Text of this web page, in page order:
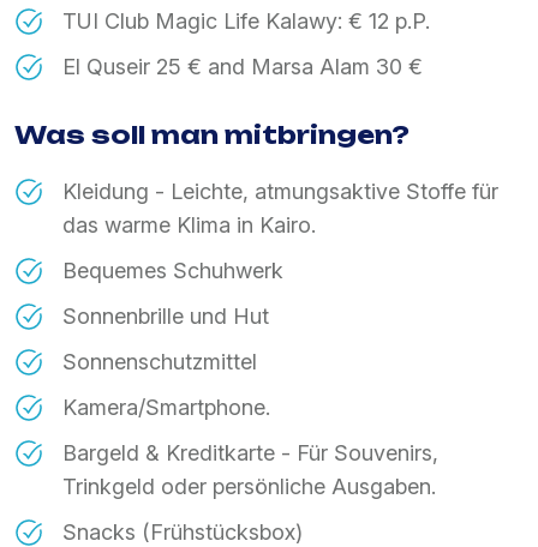
TUI Club Magic Life Kalawy: € 12 p.P.
El Quseir 25 € and Marsa Alam 30 €
Was soll man mitbringen?
Kleidung - Leichte, atmungsaktive Stoffe für
das warme Klima in Kairo.
Bequemes Schuhwerk
Sonnenbrille und Hut
Sonnenschutzmittel
Kamera/Smartphone.
Bargeld & Kreditkarte - Für Souvenirs,
Trinkgeld oder persönliche Ausgaben.
Snacks (Frühstücksbox)